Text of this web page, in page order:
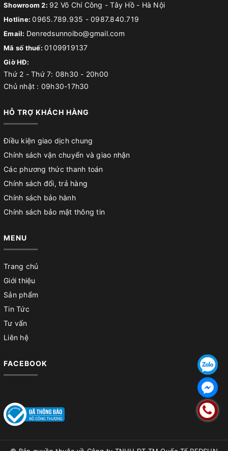
Showroom 2: 92 Võ Chí Công - Tây Hồ - Hà Nội
Hotline:0965.789.935 - 0987.840.719
Email: Denredsunnoibo@gmail.com
Mã số thuế: 0109919137
Giờ HĐ:
Thứ 2 - Thứ 7: 08h30 - 20h00
Chủ nhật : 09h30-17h30
HỖ TRỢ KHÁCH HÀNG
Điều kiện giao dịch chung
Chính sách vận chuyển và giao nhận
Các phương thức thanh toán
Chính sách đổi, trả hàng
Chính sách bảo hành
Chính sách bảo mật thông tin
MENU
Trang chủ
Giới thiệu
Sản phẩm
Tin Tức
Tư vấn
Liên hệ
FACEBOOK